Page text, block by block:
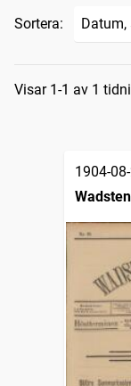
Sortera:
Visar 1-1 av 1
1904-